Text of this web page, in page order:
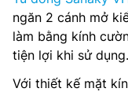
ngăn 2 cánh mở
làm bằng kính
tiện lợi khi sử dụng.
Với thiết kế mặt